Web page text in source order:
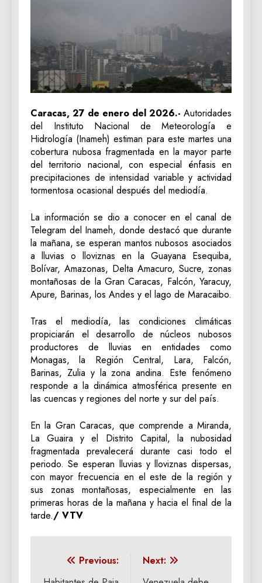
Caracas, 27 de enero del 2026.- Autoridades
del Instituto Nacional de Meteorología e
Hidrología (Inameh) estiman para este martes una
cobertura nubosa fragmentada en la mayor parte
del territorio nacional, con especial énfasis en
precipitaciones de intensidad variable y actividad
tormentosa ocasional después del mediodía.
La información se dio a conocer en el canal de
Telegram del Inameh, donde destacó que durante
la mañana, se esperan mantos nubosos asociados
a lluvias o lloviznas en la Guayana Esequiba,
Bolívar, Amazonas, Delta Amacuro, Sucre, zonas
montañosas de la Gran Caracas, Falcón, Yaracuy,
Apure, Barinas, los Andes y el lago de Maracaibo.
Tras el mediodía, las condiciones climáticas
propiciarán el desarrollo de núcleos nubosos
productores de lluvias en entidades como
Monagas, la Región Central, Lara, Falcón,
Barinas, Zulia y la zona andina. Este fenómeno
responde a la dinámica atmosférica presente en
las cuencas y regiones del norte y sur del país.
En la Gran Caracas, que comprende a Miranda,
La Guaira y el Distrito Capital, la nubosidad
fragmentada prevalecerá durante casi todo el
periodo. Se esperan lluvias y lloviznas dispersas,
con mayor frecuencia en el este de la región y
sus zonas montañosas, especialmente en las
primeras horas de la mañana y hacia el final de la
tarde./ VTV
Navegación
Previous:
Next: